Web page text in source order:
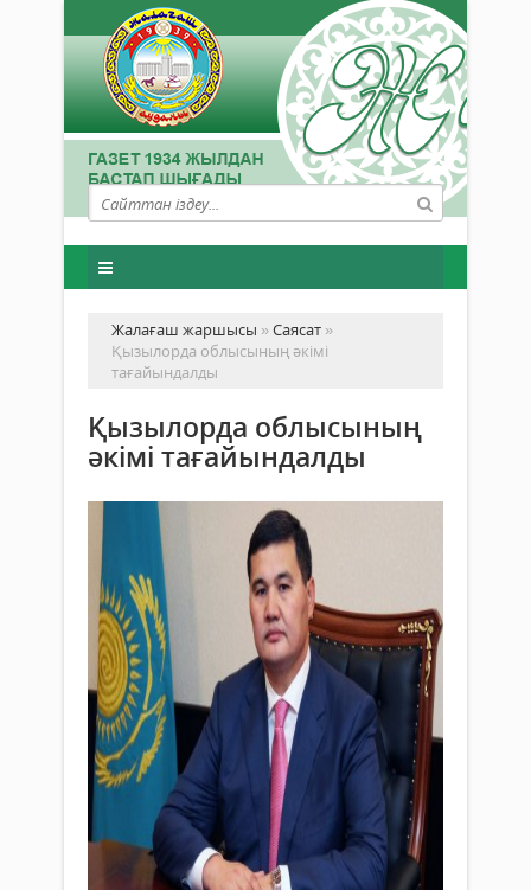
Жалағаш жаршысы »Саясат »
Қызылорда облысының әкімі
тағайындалды
Қызылорда облысының
әкімі тағайындалды